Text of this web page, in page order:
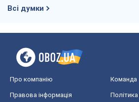
Всі думки
Про компанію Команда
Правова інформація Політика